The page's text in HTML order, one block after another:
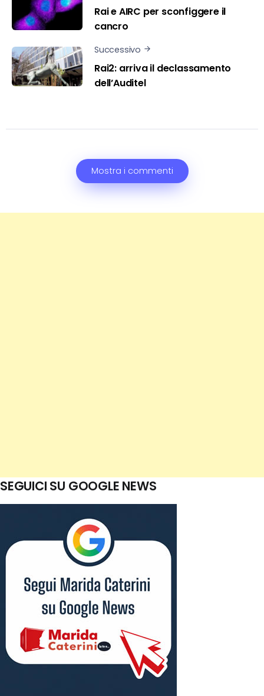
Rai e AIRC per sconfiggere il
cancro
Successivo
Rai2: arriva il declassamento
dell’Auditel
Mostra i commenti
SEGUICI SU GOOGLE NEWS